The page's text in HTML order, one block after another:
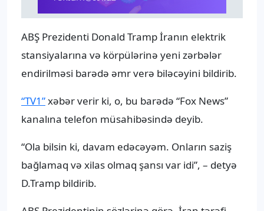
ABŞ Prezidenti Donald Tramp İranın elektrik
stansiyalarına və körpülərinə yeni zərbələr
endirilməsi barədə əmr verə biləcəyini bildirib.
“TV1”xəbər verir ki, o, bu barədə “Fox News”
kanalına telefon müsahibəsində deyib.
“Ola bilsin ki, davam edəcəyəm. Onların saziş
bağlamaq və xilas olmaq şansı var idi”, – detyə
D.Tramp bildirib.